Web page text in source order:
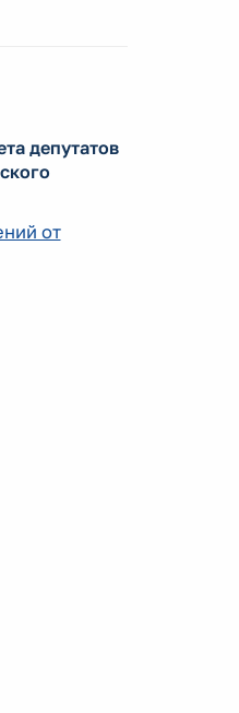
депутатов
от